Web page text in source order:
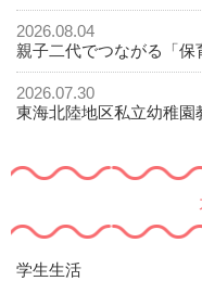
2026.08.04
親子二代でつながる「保
2026.07.30
東海北陸地区私立幼稚園
学生生活